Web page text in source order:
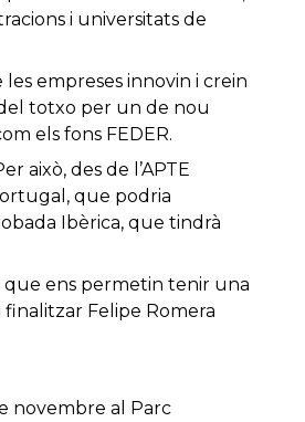
i universitats de
empreses innovin i crein
totxo per un de nou
els fons FEDER.
això, des de l’APTE
que podria
Ibèrica, que tindrà
que ens permetin tenir una
finalitzar Felipe Romera
novembre al Parc